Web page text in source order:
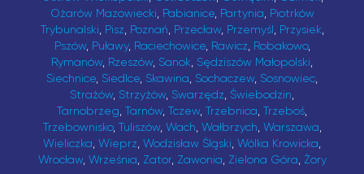
Ożarów Mazowiecki, Pabianice, Partynia, Piotrków
Trybunalski, Pisz, Poznań, Przecław, Przemyśl, Przysiek,
Pszów, Puławy, Raciechowice, Rawicz, Robakowo,
Rymanów, Rzeszów, Sanok, Sędziszów Małopolski,
Siechnice, Siedlce, Skawina, Sochaczew, Sosnowiec,
Strażów, Strzyżów, Swarzędz, Świebodzin,
Tarnobrzeg, Tarnów, Tczew, Trzebnica, Trzeboś,
Trzebownisko, Tuliszów, Wach, Wałbrzych, Warszawa,
Wieliczka, Wieprz, Wodzisław Śląski, Wólka Krowicka,
Wrocław, Września, Zator, Zawonia, Zielona Góra, Żory